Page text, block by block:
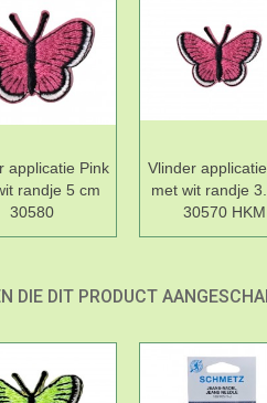
applicatie Pink
randje 5 cm
30580
Vlinder
met wit randje
30570 HKM
DIE DIT PRODUCT